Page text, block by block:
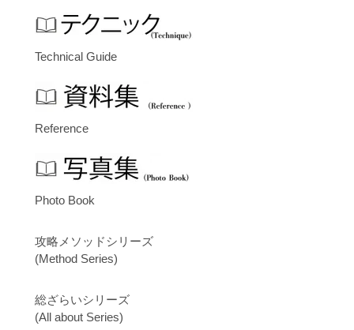
Technical Guide
Reference
Photo Book
攻略メソッドシリーズ
(Method Series)
総ざらいシリーズ
(All about Series)